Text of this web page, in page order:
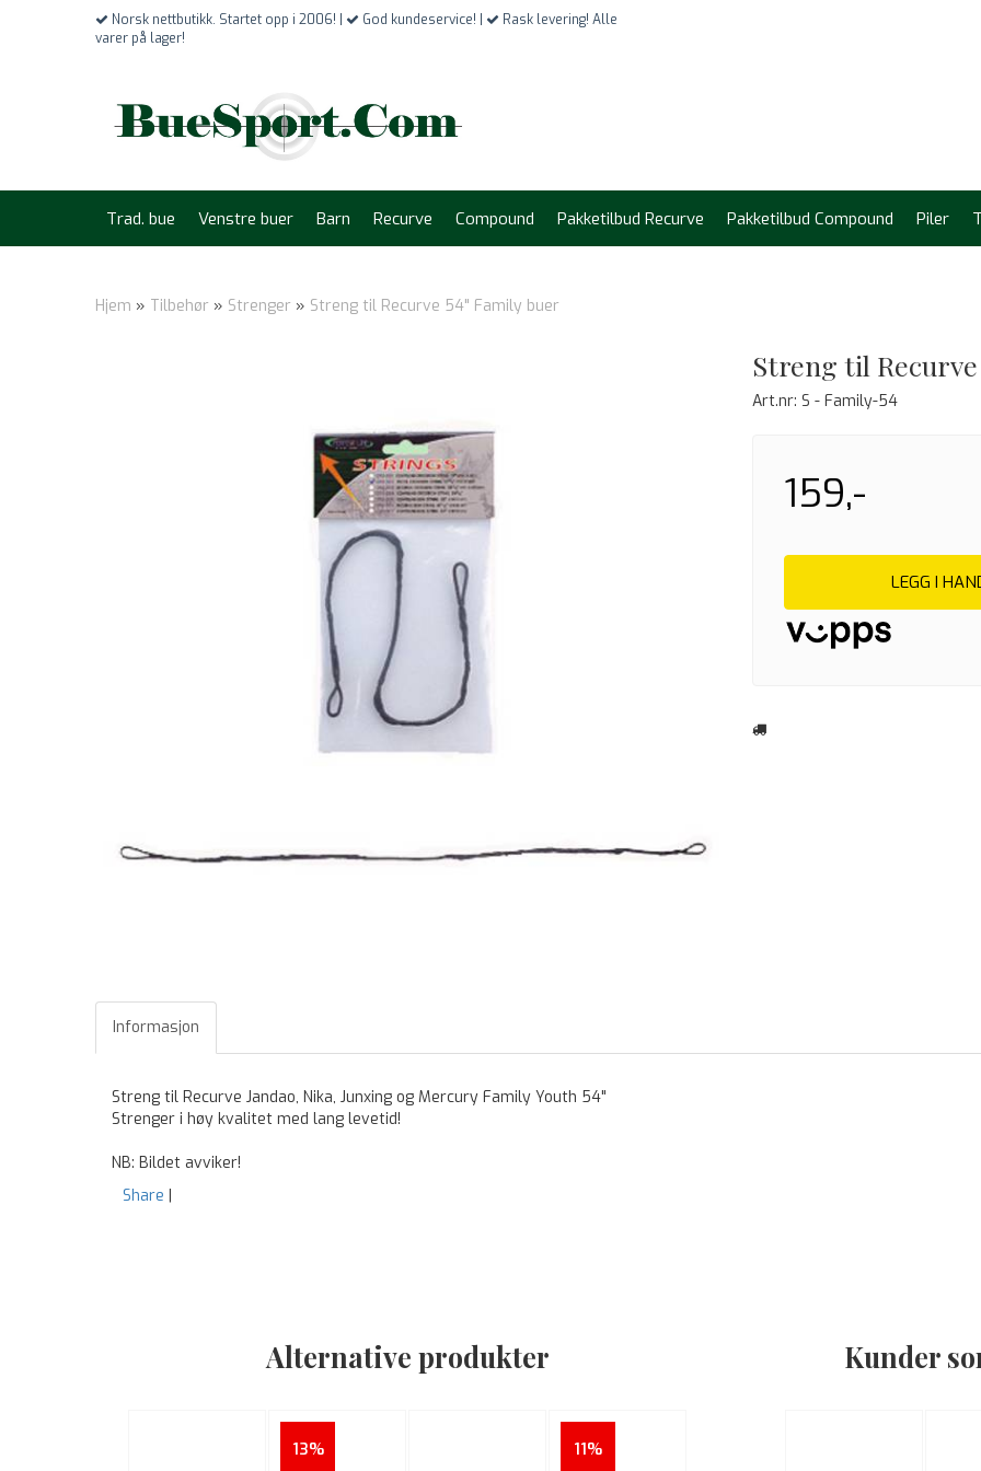
Norsk nettbutikk. Startet opp i 2006! | God kundeservice! |
Rask levering! Alle
varer på lager!
Trad. bue Venstre buer Barn Recurve Compound Pakketilbud Recurve Pakketilbud Compound Piler
Hjem » Tilbehør » Strenger » Streng til Recurve 54" Family buer
Streng til
Art.nr: S - Family-54
159,-
LEGG I
Informasjon
Streng til Recurve Jandao, Nika, Junxing og Mercury Family Youth 54"
Strenger i høy kvalitet med lang levetid!
NB: Bildet avviker!
Share |
Alternative produkter
13% 11%
Kunder